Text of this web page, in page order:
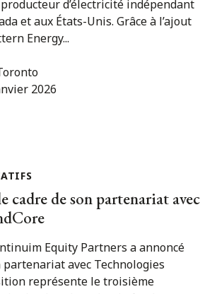
d’électricité indépendant
et aux États-Unis. Grâce à l’ajout
Energy...
2026
cadre de son partenariat avec
Equity Partners a annoncé
partenariat avec Technologies
représente le troisième